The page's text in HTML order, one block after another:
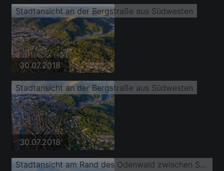
Stadtansicht an der Bergstraße aus Südwesten
30.07.2018
Stadtansicht an der Bergstraße aus Südwesten
30.07.2018
Stadtansicht am Rand des Odenwald zwischen Steinbruch und Industriegebiet (Freudenberg GmbH) aus Norden